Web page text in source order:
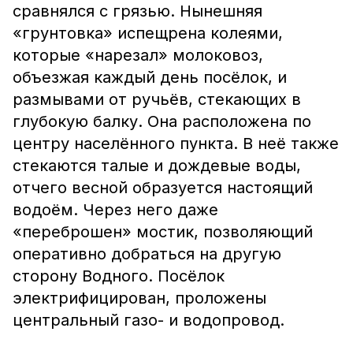
сравнялся с грязью. Нынешняя
«грунтовка» испещрена колеями,
которые «нарезал» молоковоз,
объезжая каждый день посёлок, и
размывами от ручьёв, стекающих в
глубокую балку. Она расположена по
центру населённого пункта. В неё также
стекаются талые и дождевые воды,
отчего весной образуется настоящий
водоём. Через него даже
«переброшен» мостик, позволяющий
оперативно добраться на другую
сторону Водного. Посёлок
электрифицирован, проложены
центральный газо- и водопровод.